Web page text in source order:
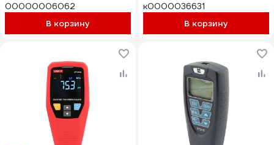
00000006062
В корзину
к0000036631
В корзину